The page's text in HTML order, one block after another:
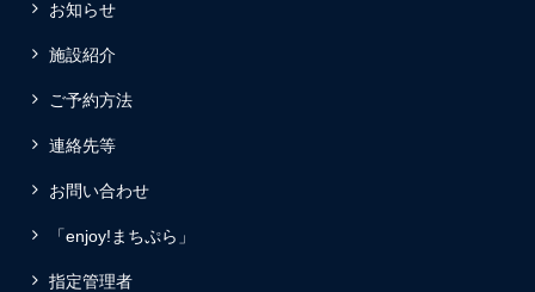
お知らせ
施設紹介
ご予約方法
連絡先等
お問い合わせ
「enjoy!まちぷら」
指定管理者